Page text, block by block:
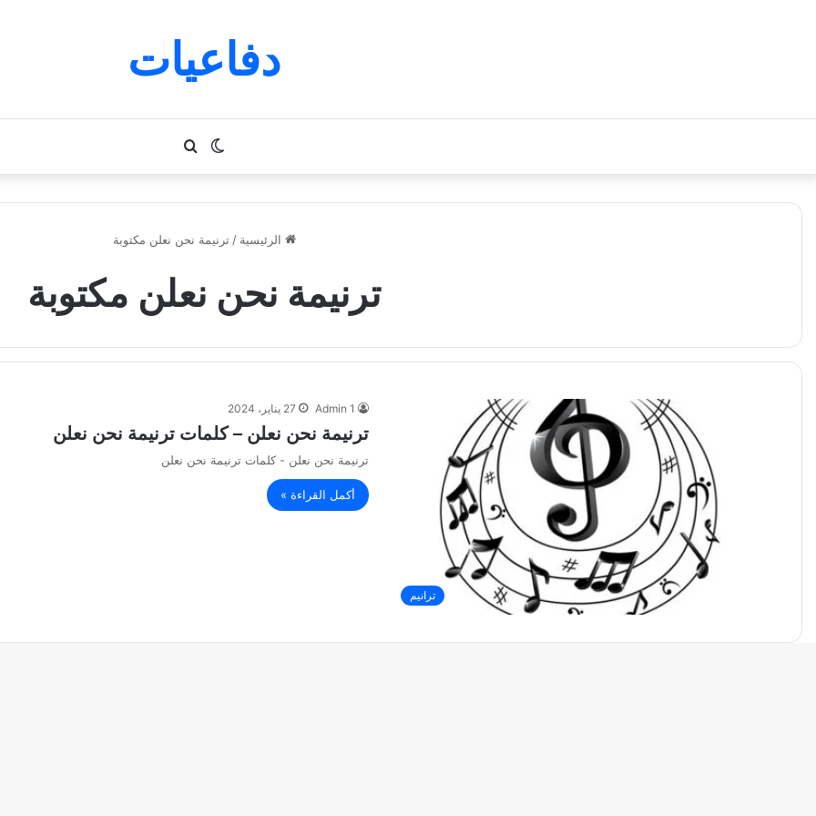
دفاعيات
بحث
عن
الوضع
المظلم
الرئيسية / ترنيمة نحن نعلن مكتوبة
ترنيمة نحن نعلن مكتوبة
ترانيم
Admin 1 27 يناير، 2024
ترنيمة نحن نعلن – كلمات ترنيمة نحن نعلن
ترنيمة نحن نعلن - كلمات ترنيمة نحن نعلن
أكمل القراءة »